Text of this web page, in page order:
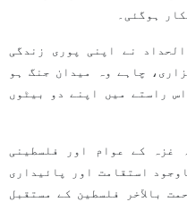
ہوگئی۔
نے اپنی پوری زندگی
چاہے وہ میدان جنگ ہو
راستے میں اپنے دو بیٹوں
غزہ کے عوام اور فلسطینی
استقامت اور پائیداری
بالآخر فلسطین کے مستقبل